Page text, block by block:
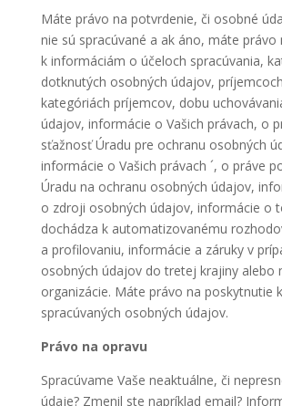
Máte právo na potvrdenie, či osobné
nie sú spracúvané a ak áno, máte právo
k informáciám o účeloch spracúvania,
dotknutých osobných údajov,
kategóriách príjemcov, dobu
údajov, informácie o Vašich právach, o
sťažnosť Úradu pre ochranu osobných
informácie o Vašich právach ´, o práve
Úradu na ochranu osobných údajov,
o zdroji osobných údajov, informácie o
dochádza k automatizovanému
a profilovaniu, informácie a záruky v
osobných údajov do tretej krajiny alebo
organizácie. Máte právo na poskytnutie
spracúvaných osobných údajov.
Právo na opravu
Spracúvame Vaše neaktuálne, či
údaje? Zmenil ste napríklad email?